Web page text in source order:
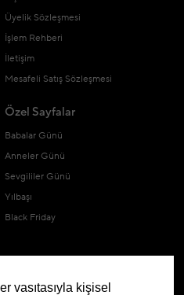
Üyelik Sözleşmesi
İşlem Rehberi
İletişim
Mesafeli Satış Sözleşmesi
Özel Sayfalar
Babalar Günü
Anneler Günü
Sevgililer Günü
Yılbaşı
Black Friday
vasıtasıyla kişisel